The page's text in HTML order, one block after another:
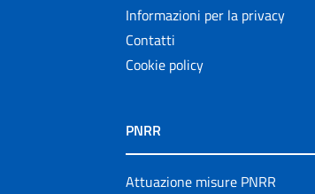
Informazioni per la privacy
Contatti
Cookie policy
PNRR
Attuazione misure PNRR